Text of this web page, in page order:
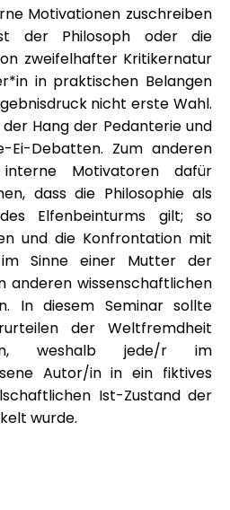
Motivationen zuschreiben
der Philosoph oder die
zweifelhafter Kritikernatur
in praktischen Belangen
nicht erste Wahl.
Hang der Pedanterie und
Ei-Debatten. Zum anderen
Motivatoren dafür
dass die Philosophie als
Elfenbeinturms gilt; so
und die Konfrontation mit
Sinne einer Mutter der
anderen wissenschaftlichen
In diesem Seminar sollte
der Weltfremdheit
weshalb jede/r im
Autor/in in ein fiktives
Ist-Zustand der
wurde.